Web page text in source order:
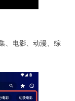
、电影、动漫、综